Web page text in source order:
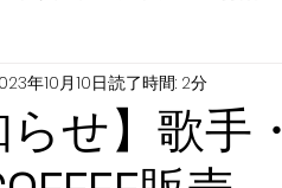
らせ】歌
年10月10日読了時間: 2分